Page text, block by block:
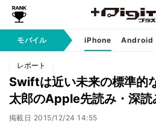
モバイル iPhone Android
レポート
Swiftは近い未来の標準的
太郎のApple先読み・深読
掲載日 2015/12/24 14:55